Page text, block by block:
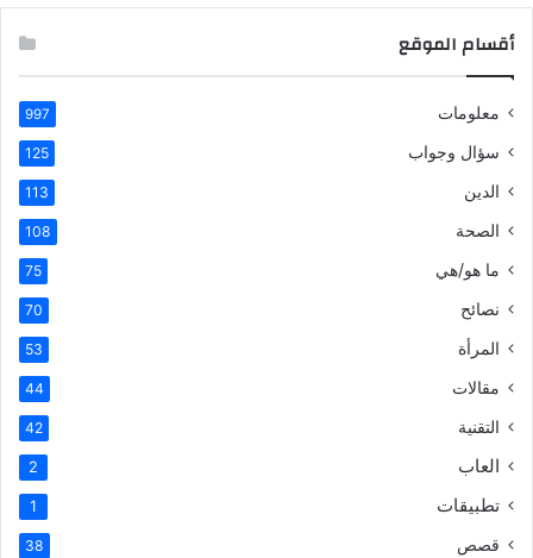
أقسام الموقع
معلومات 997
سؤال وجواب 125
الدين 113
الصحة 108
ما هو/هي 75
نصائح 70
المرأة 53
مقالات 44
التقنية 42
العاب 2
تطبيقات 1
قصص 38